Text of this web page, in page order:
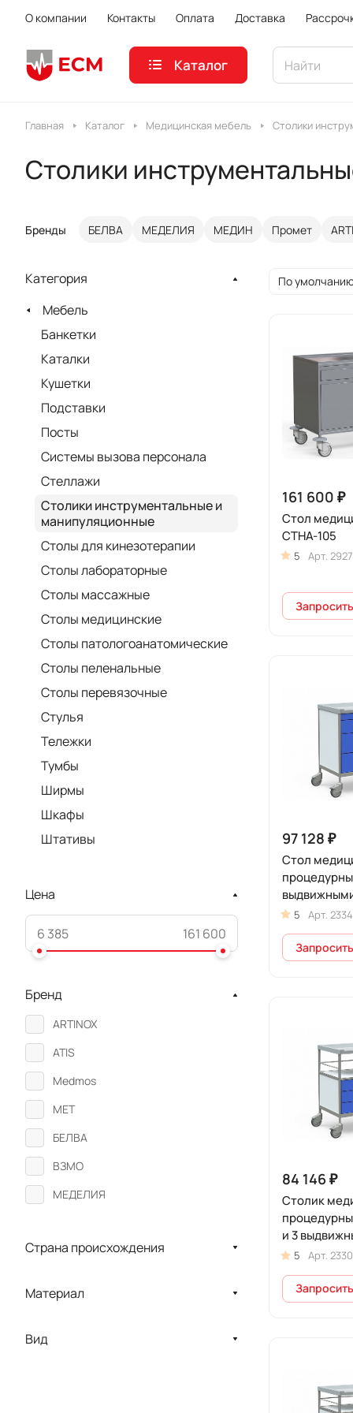
О компании Контакты Оплата Доставка
Каталог
Главная Каталог Медицинская мебель Столики
Столики
Бренды БЕЛВА МЕДЕЛИЯ МЕДИН Промет
По
161 600 ₽
Стол
СТНА-105
5 Арт. 2927
97 128 ₽
Стол
колесах,
5 Арт. 2334
84 146 ₽
Столик
и 3
на колесах,
5 Арт. 2330
Категория
Мебель
Банкетки
Каталки
Кушетки
Подставки
Посты
Системы вызова персонала
Стеллажи
Столики инструментальные и
манипуляционные
Столы для кинезотерапии
Столы лабораторные
Столы массажные
Столы медицинские
Столы патологоанатомические
Столы пеленальные
Столы перевязочные
Стулья
Тележки
Тумбы
Ширмы
Шкафы
Штативы
Цена
Бренд
ARTINOX
ATIS
Medmos
MET
БЕЛВА
ВЗМО
МЕДЕЛИЯ
Промет
Страна происхождения
Материал
Вид